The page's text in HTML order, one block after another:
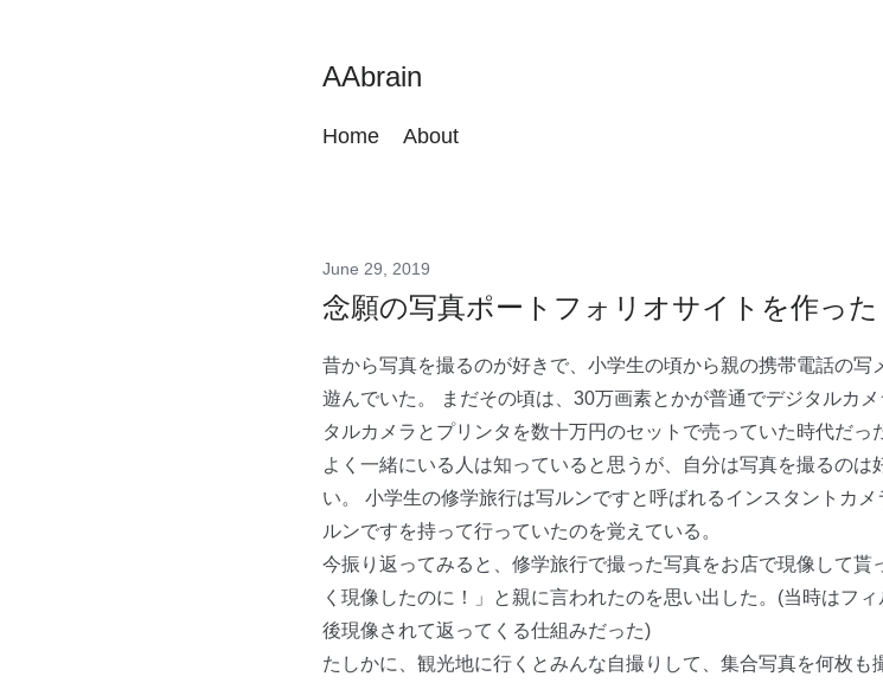
AAbrain
Home About
June 29, 2019
念願の写真ポートフォリオサイトを作った
昔から写真を撮るのが好きで、小学生の頃から親の携帯電話の
遊んでいた。 まだその頃は、30万画素とかが普通でデジタルカ
タルカメラとプリンタを数十万円のセットで売っていた時代だっ
よく一緒にいる人は知っていると思うが、自分は写真を撮るの
い。 小学生の修学旅行は写ルンですと呼ばれるインスタントカ
ルンですを持って行っていたのを覚えている。
今振り返ってみると、修学旅行で撮った写真をお店で現像して
く現像したのに！」と親に言われたのを思い出した。(当時はフ
後現像されて返ってくる仕組みだった)
たしかに、観光地に行くとみんな自撮りして、集合写真を何枚